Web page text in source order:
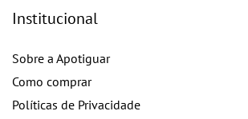
Institucional
Sobre a Apotiguar
Como comprar
Políticas de Privacidade